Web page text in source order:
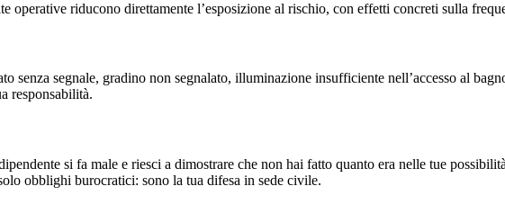
operative riducono direttamente l’esposizione al rischio, con effetti concreti sulla
senza segnale, gradino non segnalato, illuminazione insufficiente nell’accesso al
responsabilità.
si fa male e riesci a dimostrare che non hai fatto quanto era nelle tue
obblighi burocratici: sono la tua difesa in sede civile.